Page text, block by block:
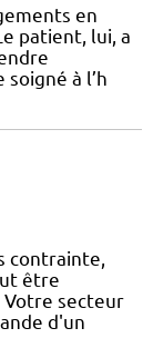
en
patient, lui, a
à l’h
contrainte,
être
Votre secteur
d'un